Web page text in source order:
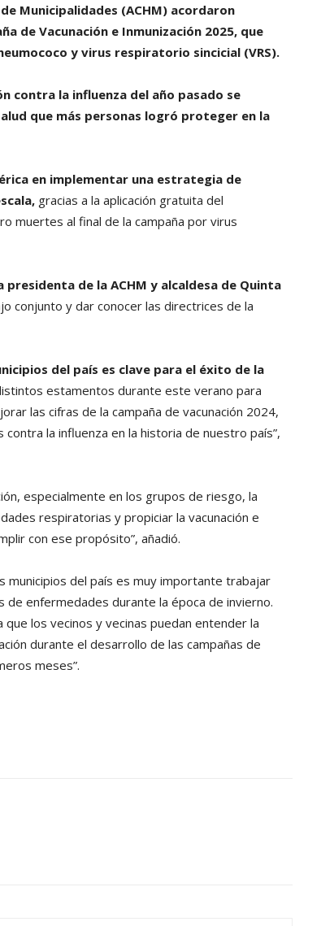
Municipalidades (ACHM) acordaron
de Vacunación e Inmunización 2025, que
y virus respiratorio sincicial (VRS).
contra la influenza del año pasado se
que más personas logró proteger en la
en implementar una estrategia de
gracias a la aplicación gratuita del
muertes al final de la campaña por virus
de la ACHM y alcaldesa de Quinta
conjunto y dar conocer las directrices de la
del país es clave para el éxito de la
estamentos durante este verano para
las cifras de la campaña de vacunación 2024,
la influenza en la historia de nuestro país”,
especialmente en los grupos de riesgo, la
respiratorias y propiciar la vacunación e
con ese propósito”, añadió.
municipios del país es muy importante trabajar
enfermedades durante la época de invierno.
los vecinos y vecinas puedan entender la
durante el desarrollo de las campañas de
meses”.